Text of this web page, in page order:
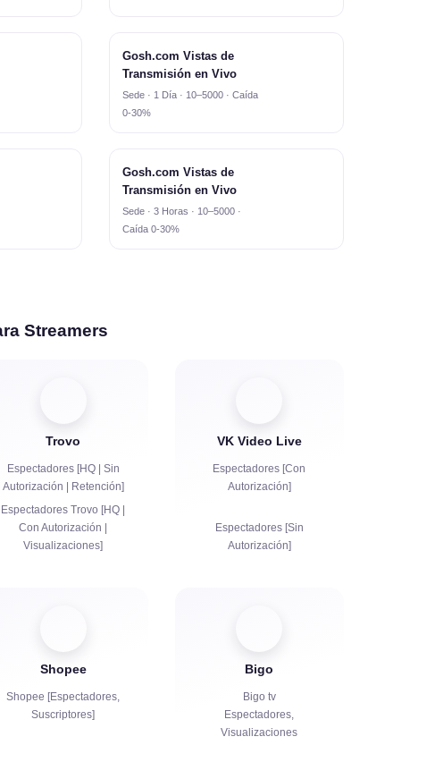
Gosh.com Vistas de
Transmisión en Vivo
Sede · 1 Día · 10–5000 · Caída
0-30%
Gosh.com Vistas de
Transmisión en Vivo
Sede · 3 Horas · 10–5000 ·
Caída 0-30%
Streamers
Trovo
Espectadores [HQ | Sin
Autorización | Retención]
Espectadores Trovo [HQ |
Con Autorización |
Visualizaciones]
VK Video Live
Espectadores [Con
Autorización]
Espectadores [Sin
Autorización]
Bots de chat
Shopee
Shopee [Espectadores,
Suscriptores]
Bigo
Bigo tv
Espectadores,
Visualizaciones